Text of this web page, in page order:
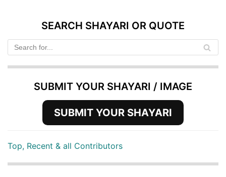
SEARCH SHAYARI OR QUOTE
SUBMIT YOUR SHAYARI / IMAGE
SUBMIT YOUR SHAYARI
Top, Recent & all Contributors